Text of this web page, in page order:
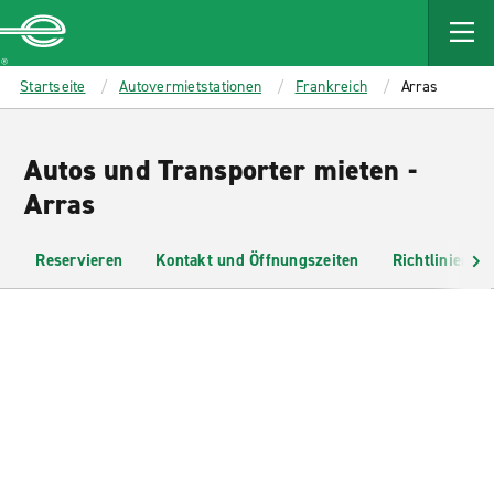
MAIN
CONTENT
Enterprise
Startseite Autovermietstationen Frankreich Arras
Autos und Transporter mieten -
Arras
Reservieren Kontakt und Öffnungszeiten Richtlinien